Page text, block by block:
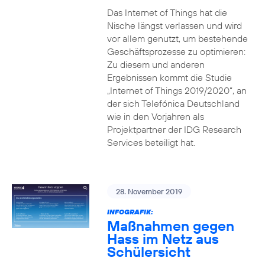
Das Internet of Things hat die
Nische längst verlassen und wird
vor allem genutzt, um bestehende
Geschäftsprozesse zu optimieren:
Zu diesem und anderen
Ergebnissen kommt die Studie
„Internet of Things 2019/2020“, an
der sich Telefónica Deutschland
wie in den Vorjahren als
Projektpartner der IDG Research
Services beteiligt hat.
28. November 2019
INFOGRAFIK:
Maßnahmen gegen
Hass im Netz aus
Schülersicht